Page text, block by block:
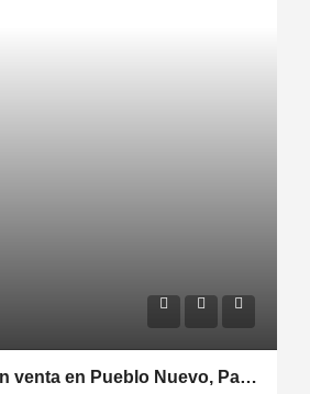
Preciosa casa en venta en Pueblo Nuevo, Panamá